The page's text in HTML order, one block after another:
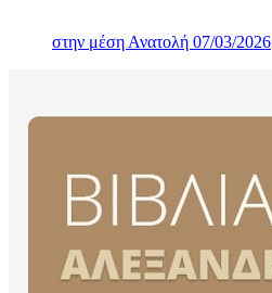
στην μέση Ανατολή 07/03/2026